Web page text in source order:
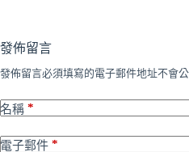
發佈留言
發佈留言必須填寫的電子郵件地址不會公
名稱 *
電子郵件 *